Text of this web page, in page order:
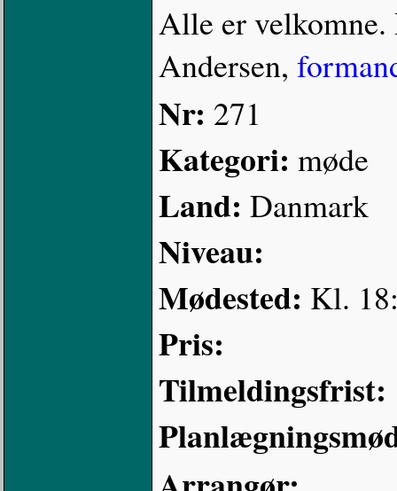
Alle er velkomne.
Andersen,
Nr: 271
Kategori: møde
Land: Danmark
Niveau:
Mødested: Kl.
Pris:
Tilmeldingsfrist: